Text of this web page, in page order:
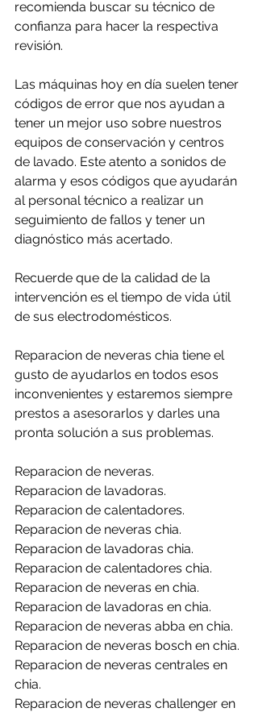
recomienda buscar su técnico de
confianza para hacer la respectiva
revisión.
Las máquinas hoy en día suelen tener
códigos de error que nos ayudan a
tener un mejor uso sobre nuestros
equipos de conservación y centros
de lavado. Este atento a sonidos de
alarma y esos códigos que ayudarán
al personal técnico a realizar un
seguimiento de fallos y tener un
diagnóstico más acertado.
Recuerde que de la calidad de la
intervención es el tiempo de vida útil
de sus electrodomésticos.
Reparacion de neveras chia tiene el
gusto de ayudarlos en todos esos
inconvenientes y estaremos siempre
prestos a asesorarlos y darles una
pronta solución a sus problemas.
Reparacion de neveras.
Reparacion de lavadoras.
Reparacion de calentadores.
Reparacion de neveras chia.
Reparacion de lavadoras chia.
Reparacion de calentadores chia.
Reparacion de neveras en chia.
Reparacion de lavadoras en chia.
Reparacion de neveras abba en chia.
Reparacion de neveras bosch en chia.
Reparacion de neveras centrales en
chia.
Reparacion de neveras challenger en